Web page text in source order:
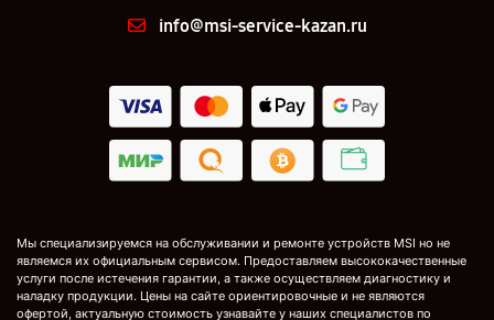
info@msi-service-kazan.ru
Мы специализируемся на обслуживании и ремонте устройств MSI но не
являемся их официальным сервисом. Предоставляем высококачественные
услуги после истечения гарантии, а также осуществляем диагностику и
наладку продукции. Цены на сайте ориентировочные и не являются
офертой, актуальную стоимость узнавайте у наших специалистов по